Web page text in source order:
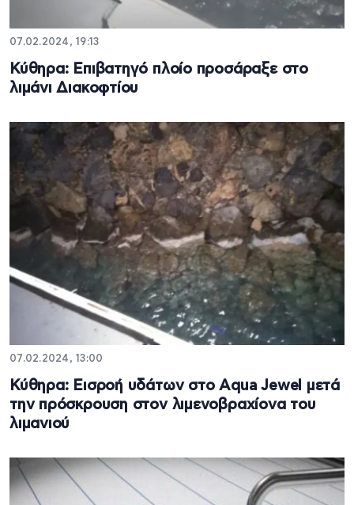
07.02.2024, 19:13
Κύθηρα: Επιβατηγό πλοίο προσάραξε στο
λιμάνι Διακοφτίου
07.02.2024, 13:00
Κύθηρα: Εισροή υδάτων στο Aqua Jewel μετά
την πρόσκρουση στον λιμενοβραχίονα του
λιμανιού